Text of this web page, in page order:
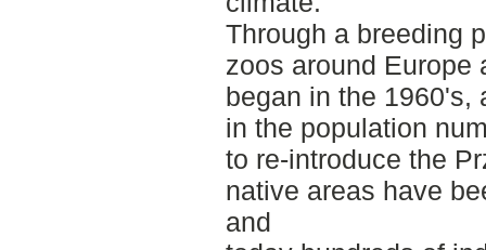
Through a breeding
zoos around Europe
began in the 1960's,
in the population
to re-introduce the
native areas have
and